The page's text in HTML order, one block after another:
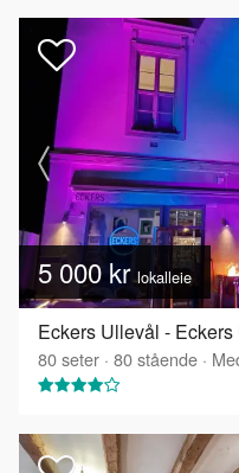
5 000 krlokalleie
80seter · 80stående ·